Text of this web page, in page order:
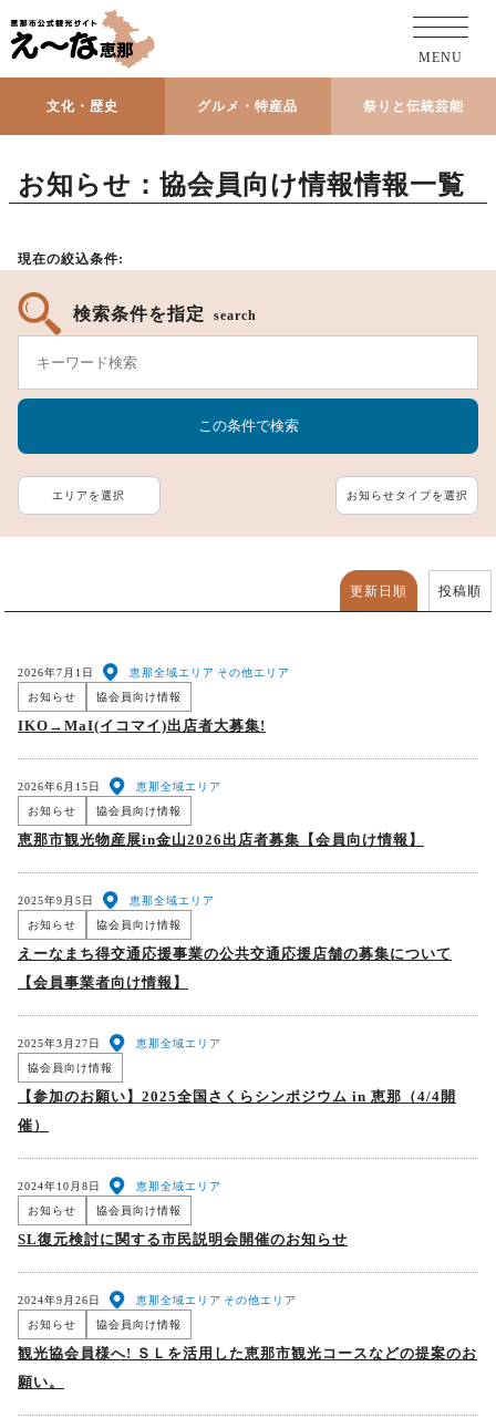
文化・歴史 グルメ・特産品 祭りと伝統芸能
MENU
お知らせ：協会員向け情報情報一覧
現在の絞込条件:
検索条件を指定 search
エリアを選択 お知らせタイプを選択
更新日順 投稿順
IKO→MaI(イコマイ)出店者大募集!
お知らせ 協会員向け情報
2026年7月1日 恵那全域エリア その他エリア
恵那市観光物産展in金山2026出店者募集【会員向け情報】
お知らせ 協会員向け情報
2026年6月15日 恵那全域エリア
えーなまち得交通応援事業の公共交通応援店舗の募集について
【会員事業者向け情報】
お知らせ 協会員向け情報
2025年9月5日 恵那全域エリア
【参加のお願い】2025全国さくらシンポジウム in 恵那（4/4開
催）
協会員向け情報
2025年3月27日 恵那全域エリア
SL復元検討に関する市民説明会開催のお知らせ
お知らせ 協会員向け情報
2024年10月8日 恵那全域エリア
観光協会員様へ! ＳＬを活用した恵那市観光コースなどの提案のお
願い。
お知らせ 協会員向け情報
2024年9月26日 恵那全域エリア その他エリア